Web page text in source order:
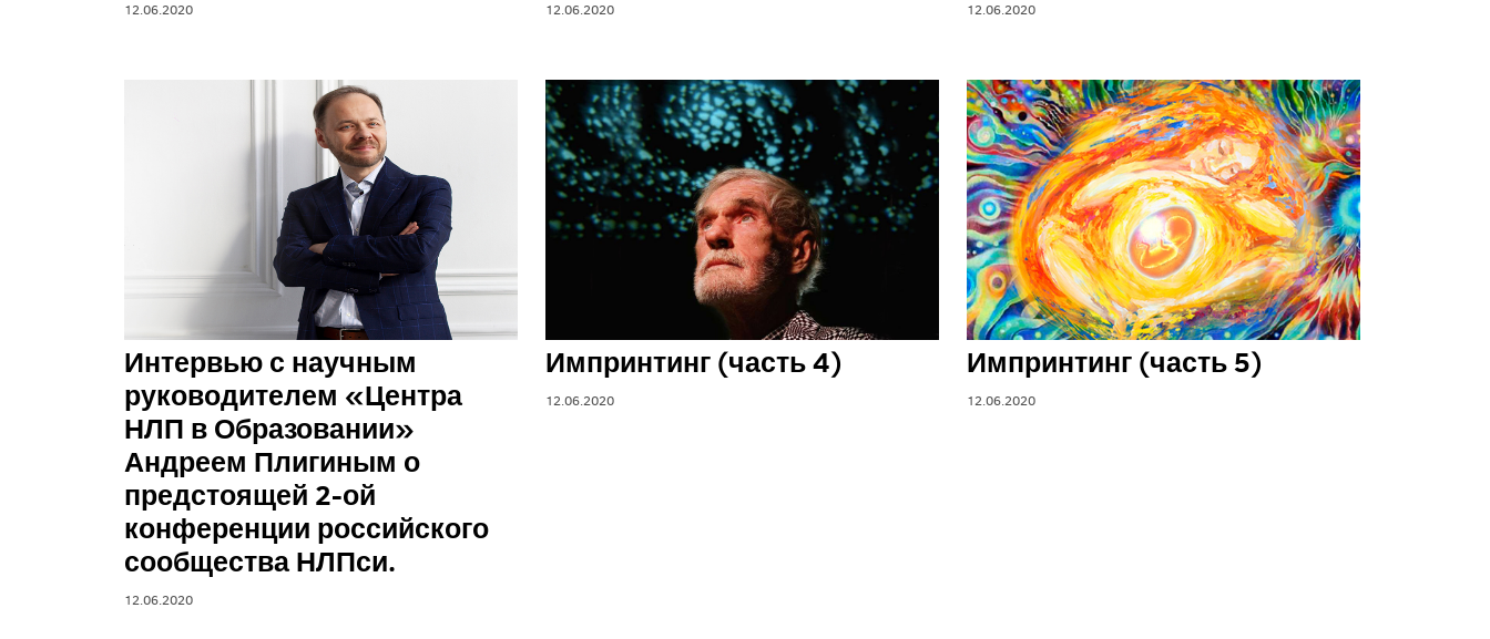
12.06.2020 12.06.2020 12.06.2020
Интервью с научным
руководителем «Центра
НЛП в Образовании»
Андреем Плигиным о
предстоящей 2-ой
конференции российского
сообщества НЛПси.
12.06.2020
Импринтинг (часть 4)
12.06.2020
Импринтинг (часть 5)
12.06.2020